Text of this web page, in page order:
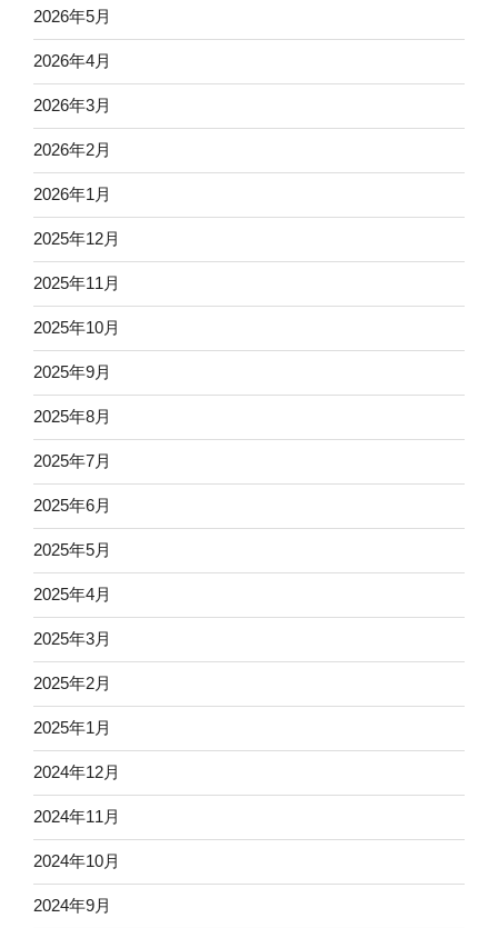
2026年5月
2026年4月
2026年3月
2026年2月
2026年1月
2025年12月
2025年11月
2025年10月
2025年9月
2025年8月
2025年7月
2025年6月
2025年5月
2025年4月
2025年3月
2025年2月
2025年1月
2024年12月
2024年11月
2024年10月
2024年9月